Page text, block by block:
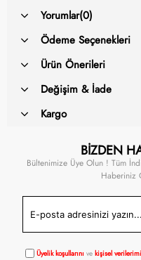
Yorumlar(0)
Ödeme Seçenekleri
Ürün Önerileri
Değişim & İade
Kargo
BİZDEN
Bültenimize Üye Olun ! Tüm
Haberiniz
Üyelik koşullarını vekişisel